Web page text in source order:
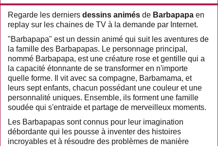
Regarde les derniers dessins animés de Barbapapa en
replay sur les chaines de TV à la demande par Internet.
"Barbapapa" est un dessin animé qui suit les aventures de
la famille des Barbapapas. Le personnage principal,
nommé Barbapapa, est une créature rose et gentille qui a
la capacité étonnante de se transformer en n'importe
quelle forme. Il vit avec sa compagne, Barbamama, et
leurs sept enfants, chacun possédant une couleur et une
personnalité uniques. Ensemble, ils forment une famille
soudée qui s'entraide et partage de merveilleux moments.
Les Barbapapas sont connus pour leur imagination
débordante qui les pousse à inventer des histoires
incroyables et à résoudre des problèmes de manière